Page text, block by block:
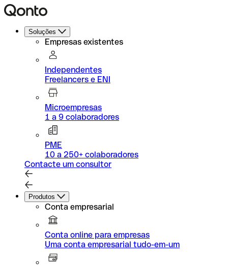
Soluções
Empresas existentes
Independentes
Freelancers e ENI
Microempresas
1 a 9 colaboradores
PME
10 a 250+ colaboradores
Contacte um consultor
Produtos
Conta empresarial
Conta online para empresas
Uma conta empresarial tudo-em-um